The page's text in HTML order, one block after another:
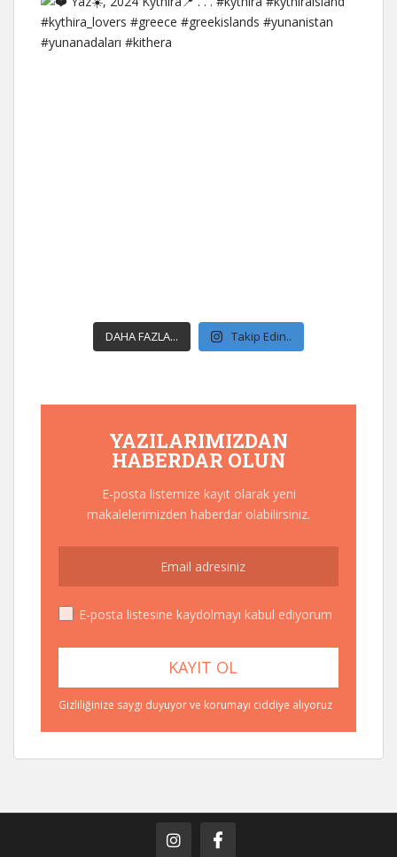
DAHA FAZLA... Takip Edin..
YAZILARIMIZDAN
HABERDAR OLUN
E-posta listemize kayıt olarak yeni
makalelerimizden haberdar olabilirsiniz.
E-posta listesine kaydolmayı kabul ediyorum
Gizliliğinize saygı duyuyor ve korumayı ciddiye alıyoruz